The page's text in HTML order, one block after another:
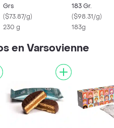
Grs
($73.87/g)
230 g
183 Gr.
($98.31/g)
183g
en Varsovienne